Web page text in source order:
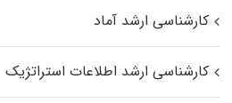
کارشناسی ارشد آماد
کارشناسی ارشد اطلاعات استراتژیک